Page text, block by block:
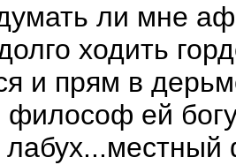
ли мне
ходить
и прям в
философ ей